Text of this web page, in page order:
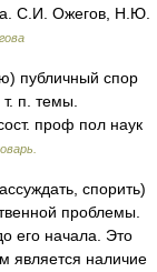
С.И. Ожегов, Н.Ю.
публичный спор
п. темы.
проф пол наук
спорить)
проблемы.
его начала. Это
является наличие